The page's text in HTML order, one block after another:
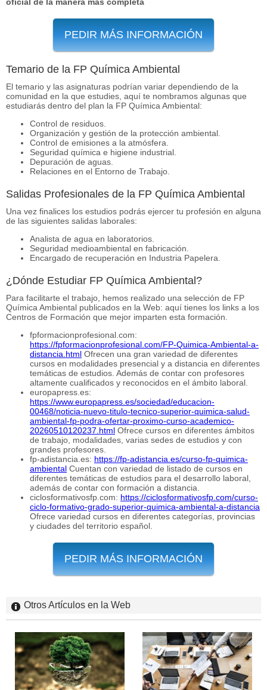
PEDIR MÁS INFORMACIÓN
Temario de la FP Química Ambiental
El temario y las asignaturas podrían variar dependiendo de la
comunidad en la que estudies, aquí te nombramos algunas que
estudiarás dentro del plan la FP Química Ambiental:
Control de residuos.
Organización y gestión de la protección ambiental.
Control de emisiones a la atmósfera.
Seguridad química e higiene industrial.
Depuración de aguas.
Relaciones en el Entorno de Trabajo.
Salidas Profesionales de la FP Química Ambiental
Una vez finalices los estudios podrás ejercer tu profesión en alguna
de las siguientes salidas laborales:
Analista de agua en laboratorios.
Seguridad medioambiental en fabricación.
Encargado de recuperación en Industria Papelera.
¿Dónde Estudiar FP Química Ambiental?
Para facilitarte el trabajo, hemos realizado una selección de FP
Química Ambiental publicados en la Web: aquí tienes los links a los
Centros de Formación que mejor imparten esta formación.
fpformacionprofesional.com:
https://fpformacionprofesional.com/FP-Quimica-Ambiental-a-
distancia.html Ofrecen una gran variedad de diferentes
cursos en modalidades presencial y a distancia en diferentes
temáticas de estudios. Además de contar con profesores
altamente cualificados y reconocidos en el ámbito laboral.
europapress.es:
https://www.europapress.es/sociedad/educacion-
00468/noticia-nuevo-titulo-tecnico-superior-quimica-salud-
ambiental-fp-podra-ofertar-proximo-curso-academico-
20260510120237.html Ofrece cursos en diferentes ámbitos
de trabajo, modalidades, varias sedes de estudios y con
grandes profesores.
fp-adistancia.es: https://fp-adistancia.es/curso-fp-quimica-
ambiental Cuentan con variedad de listado de cursos en
diferentes temáticas de estudios para el desarrollo laboral,
además de contar con formación a distancia.
ciclosformativosfp.com: https://ciclosformativosfp.com/curso-
ciclo-formativo-grado-superior-quimica-ambiental-a-distancia
Ofrece variedad cursos en diferentes categorías, provincias
y ciudades del territorio español.
PEDIR MÁS INFORMACIÓN
Otros Artículos en la Web